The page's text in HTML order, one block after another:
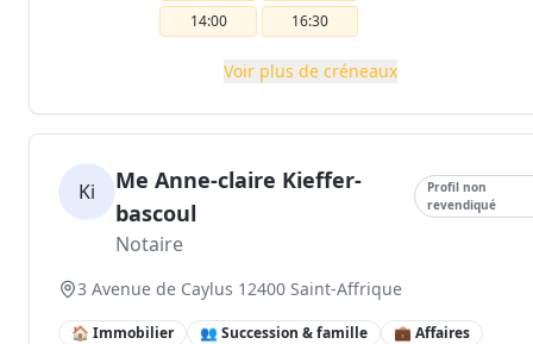
14:00
16:30
Voir plus de créneaux
Ki
Me Anne-claire Kieffer-
bascoul
Profil non
revendiqué
Notaire
3 Avenue de Caylus 12400 Saint-Affrique
🏠 Immobilier 👥 Succession & famille
💼 Affaires